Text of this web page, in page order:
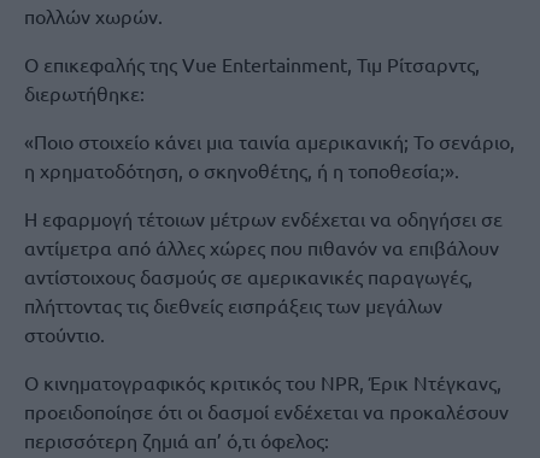
πολλών χωρών.
Ο επικεφαλής της Vue Entertainment, Τιμ Ρίτσαρντς,
διερωτήθηκε:
«Ποιο στοιχείο κάνει μια ταινία αμερικανική; Το σενάριο,
η χρηματοδότηση, ο σκηνοθέτης, ή η τοποθεσία;».
Η εφαρμογή τέτοιων μέτρων ενδέχεται να οδηγήσει σε
αντίμετρα από άλλες χώρες που πιθανόν να επιβάλουν
αντίστοιχους δασμούς σε αμερικανικές παραγωγές,
πλήττοντας τις διεθνείς εισπράξεις των μεγάλων
στούντιο.
Ο κινηματογραφικός κριτικός του NPR, Έρικ Ντέγκανς,
προειδοποίησε ότι οι δασμοί ενδέχεται να προκαλέσουν
περισσότερη ζημιά απ’ ό,τι όφελος: